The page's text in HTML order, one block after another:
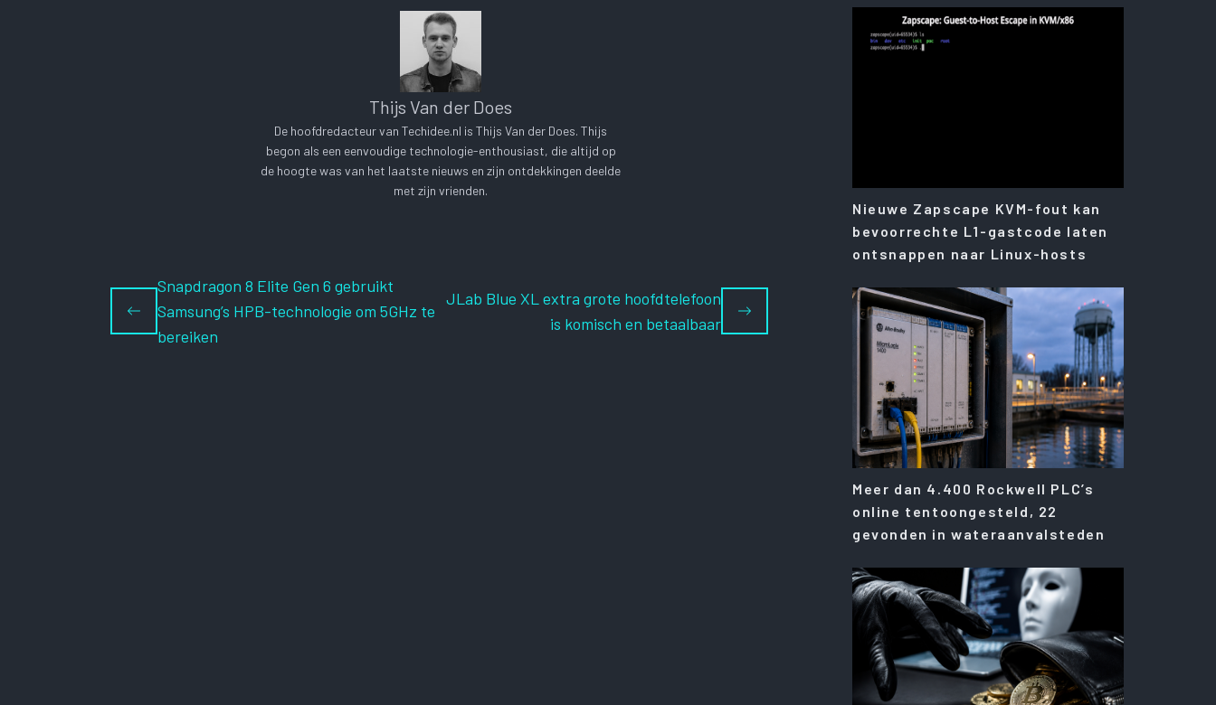
Thijs Van der Does
De hoofdredacteur van Techidee.nl is Thijs Van der Does. Thijs
begon als een eenvoudige technologie-enthousiast, die altijd op
de hoogte was van het laatste nieuws en zijn ontdekkingen deelde
met zijn vrienden.
Snapdragon 8 Elite Gen 6 gebruikt
Samsung’s HPB-technologie om 5GHz te
bereiken
JLab Blue XL extra grote hoofdtelefoon
is komisch en betaalbaar
Nieuwe Zapscape KVM-fout kan
bevoorrechte L1-gastcode laten
ontsnappen naar Linux-hosts
Meer dan 4.400 Rockwell PLC’s
online tentoongesteld, 22
gevonden in wateraanvalsteden